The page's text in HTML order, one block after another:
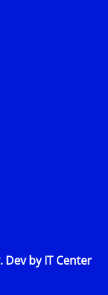
by IT Center